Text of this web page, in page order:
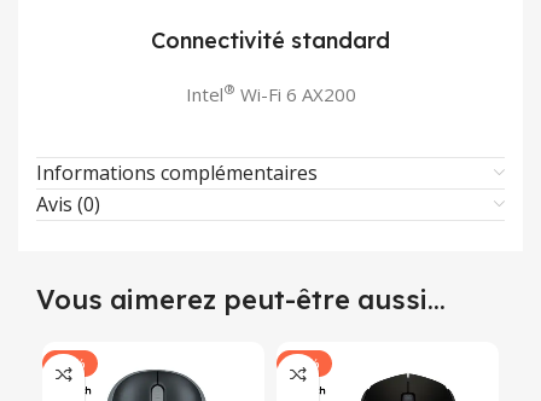
Connectivité standard
Intel® Wi-Fi 6 AX200
Informations complémentaires
Avis (0)
Vous aimerez peut-être aussi…
-37% -33%